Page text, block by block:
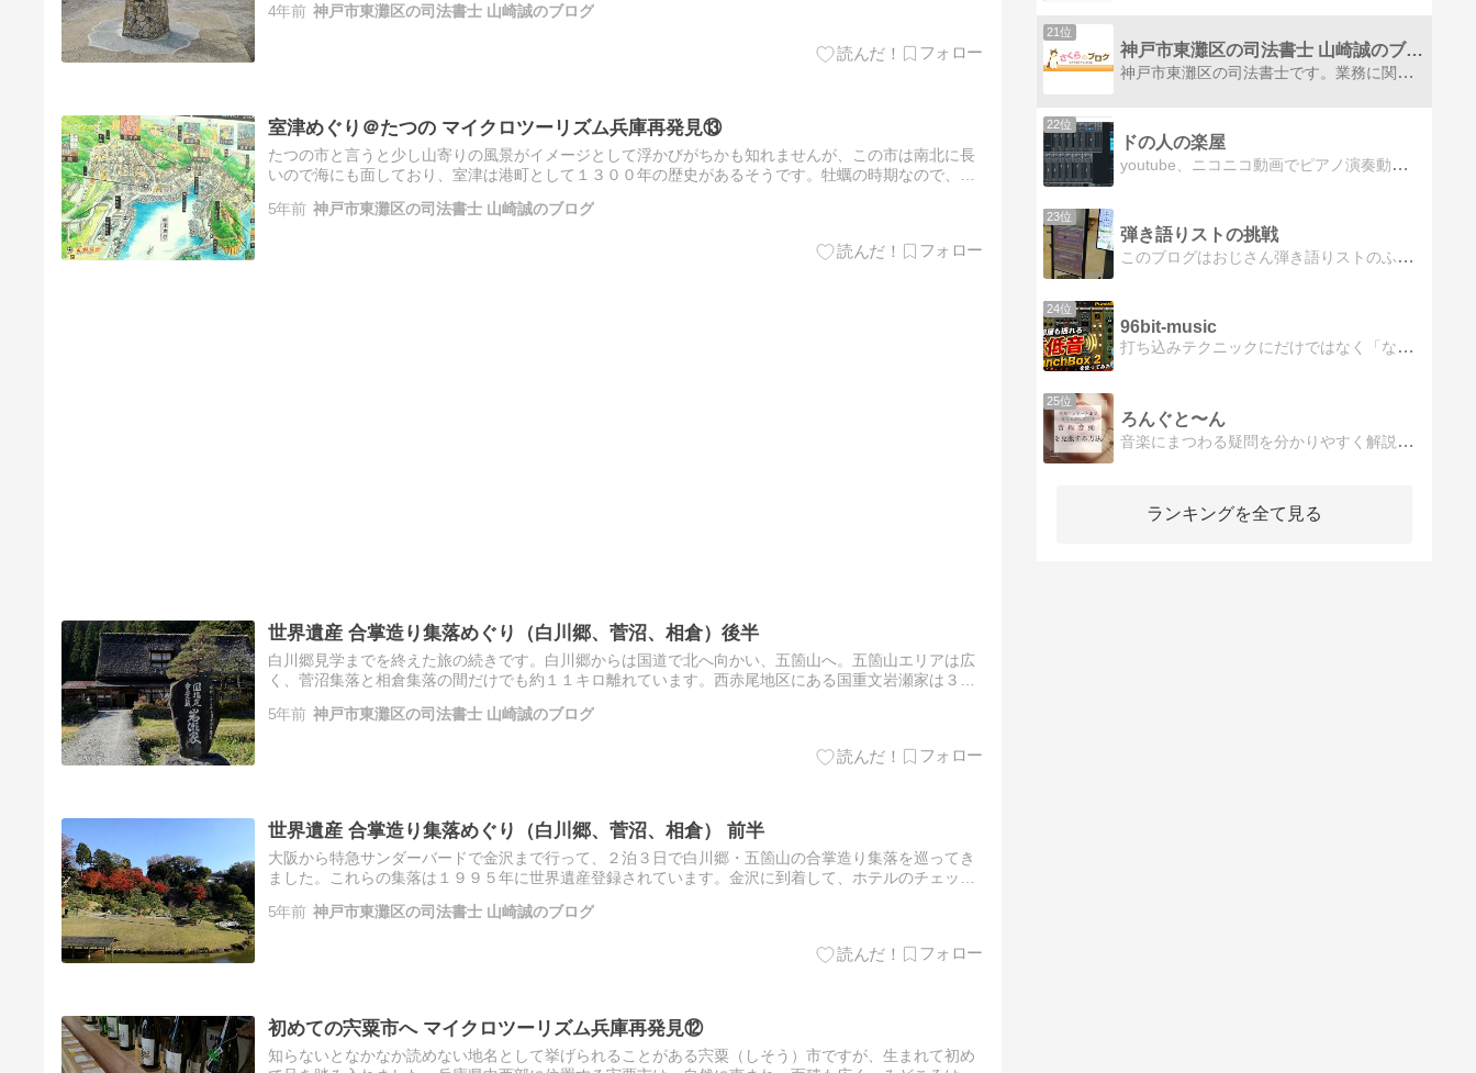
に…
4年前 神戸市東灘区の司法書士 山崎誠のブログ
室津めぐり＠たつの マイクロツーリズム兵庫再発見⑬
たつの市と言うと少し山寄りの風景がイメージとして浮かびがちかも知れませんが、この市は南北に長
いので海にも面しており、室津は港町として１３００年の歴史があるそうです。牡蠣の時期なので、そ
に…
5年前 神戸市東灘区の司法書士 山崎誠のブログ
世界遺産 合掌造り集落めぐり（白川郷、菅沼、相倉）後半
白川郷見学までを終えた旅の続きです。白川郷からは国道で北へ向かい、五箇山へ。五箇山エリアは広
く、菅沼集落と相倉集落の間だけでも約１１キロ離れています。西赤尾地区にある国重文岩瀬家は３０
現…
5年前 神戸市東灘区の司法書士 山崎誠のブログ
世界遺産 合掌造り集落めぐり（白川郷、菅沼、相倉） 前半
大阪から特急サンダーバードで金沢まで行って、２泊３日で白川郷・五箇山の合掌造り集落を巡ってき
ました。これらの集落は１９９５年に世界遺産登録されています。金沢に到着して、ホテルのチェック
園…
5年前 神戸市東灘区の司法書士 山崎誠のブログ
初めての宍粟市へ マイクロツーリズム兵庫再発見⑫
知らないとなかなか読めない地名として挙げられることがある宍粟（しそう）市ですが、生まれて初め
21位
神戸市東灘区の司法書士 山崎誠のブログ
神戸市東灘区の司法書士です。業務に関することや食べ歩き、音感トレーニング他、日常のさまざまなことを綴っています。
22位
ドの人の楽屋
youtube、ニコニコ動画でピアノ演奏動画を投稿している「ドの人」ことocomoxの中の人のブログです。 主にアニメや音楽について書いていきます。 アニソンのコード進行や楽曲分析、耳コピや音楽理論など。
23位
弾き語りストの挑戦
このブログはおじさん弾き語りストのふっちゃんがこれまで得た知識をメモして、さらに向上を目指すブログです。
24位
96bit-music
打ち込みテクニックにだけではなく「なぜそうなるのか？」「もっと上手くなるためには何が必要なのか？」という考え方まで深く掘り下げて書いています。
25位
ろんぐと〜ん
音楽にまつわる疑問を分かりやすく解説したり、子育てをして学んだことをのんびり書いてます。
ランキングを全て見る